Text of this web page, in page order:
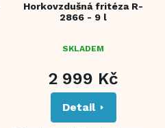
Horkovzdušná fritéza R-
2866 - 9 l
SKLADEM
2 999 Kč
Detail